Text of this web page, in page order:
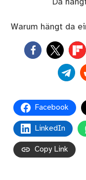
Da
Warum hängt da
Facebook
LinkedIn
Copy Link